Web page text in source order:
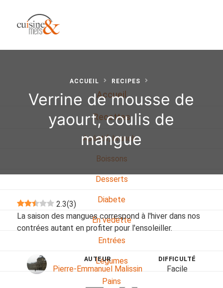
Accueil
Recettes
Apéritif, brunch…
Boissons
Desserts
Diabete
En vedette
Entrées
Légumes
Pains
ACCUEIL RECIPES
Verrine de mousse de
yaourt, coulis de
mangue
2.3(3)
La saison des mangues correspond à l'hiver dans nos
contrées autant en profiter pour l'ensoleiller.
AUTEUR
Pierre-Emmanuel Malissin
DIFFICULTÉ
Facile